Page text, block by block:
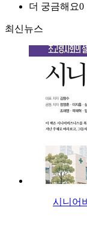
더 궁금해요0
최신뉴스
시니어